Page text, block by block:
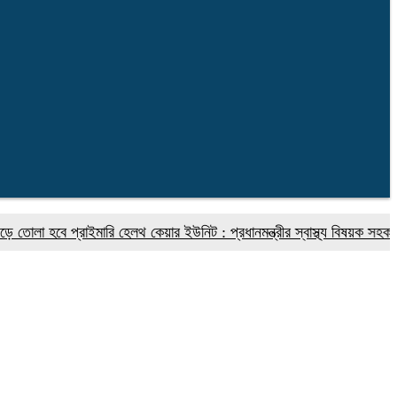
প্রাইমারি হেলথ কেয়ার ইউনিট : প্রধানমন্ত্রীর স্বাস্থ্য বিষয়ক সহকারী